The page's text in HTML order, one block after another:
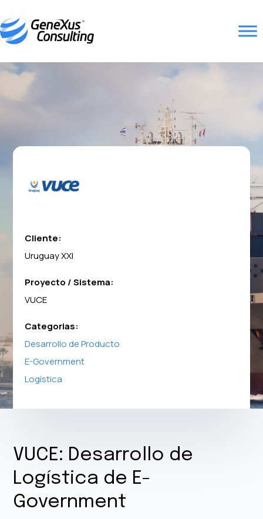
Cliente:
Uruguay XXI
Proyecto / Sistema:
VUCE
Categorias:
Desarrollo de Producto
E-Government
Logística
VUCE: Desarrollo de
Logística de E-
Government